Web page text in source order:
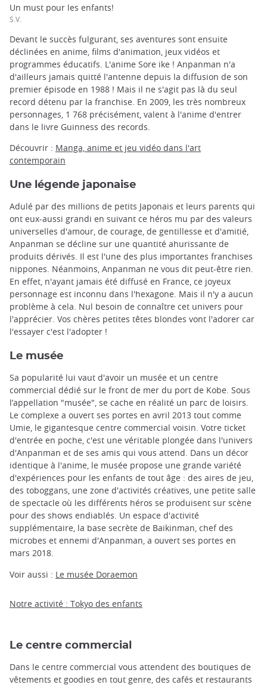
Un must pour les enfants!
S.V.
Devant le succès fulgurant, ses aventures sont ensuite
déclinées en anime, films d'animation, jeux vidéos et
programmes éducatifs. L'anime Sore ike ! Anpanman n'a
d'ailleurs jamais quitté l'antenne depuis la diffusion de son
premier épisode en 1988 ! Mais il ne s'agit pas là du seul
record détenu par la franchise. En 2009, les très nombreux
personnages, 1 768 précisément, valent à l'anime d'entrer
dans le livre Guinness des records.
Découvrir : Manga, anime et jeu vidéo dans l'art
contemporain
Une légende japonaise
Adulé par des millions de petits Japonais et leurs parents qui
ont eux-aussi grandi en suivant ce héros mu par des valeurs
universelles d'amour, de courage, de gentillesse et d'amitié,
Anpanman se décline sur une quantité ahurissante de
produits dérivés. Il est l'une des plus importantes franchises
nippones. Néanmoins, Anpanman ne vous dit peut-être rien.
En effet, n'ayant jamais été diffusé en France, ce joyeux
personnage est inconnu dans l'hexagone. Mais il n'y a aucun
problème à cela. Nul besoin de connaître cet univers pour
l'apprécier. Vos chères petites têtes blondes vont l'adorer car
l'essayer c'est l'adopter !
Le musée
Sa popularité lui vaut d'avoir un musée et un centre
commercial dédié sur le front de mer du port de Kobe. Sous
l’appellation "musée", se cache en réalité un parc de loisirs.
Le complexe a ouvert ses portes en avril 2013 tout comme
Umie, le gigantesque centre commercial voisin. Votre ticket
d'entrée en poche, c'est une véritable plongée dans l'univers
d'Anpanman et de ses amis qui vous attend. Dans un décor
identique à l'anime, le musée propose une grande variété
d'expériences pour les enfants de tout âge : des aires de jeu,
des toboggans, une zone d'activités créatives, une petite salle
de spectacle où les différents héros se produisent sur scène
pour des shows endiablés. Un espace d'activité
supplémentaire, la base secrète de Baikinman, chef des
microbes et ennemi d'Anpanman, a ouvert ses portes en
mars 2018.
Voir aussi : Le musée Doraemon
Notre activité : Tokyo des enfants
Le centre commercial
Dans le centre commercial vous attendent des boutiques de
vêtements et goodies en tout genre, des cafés et restaurants